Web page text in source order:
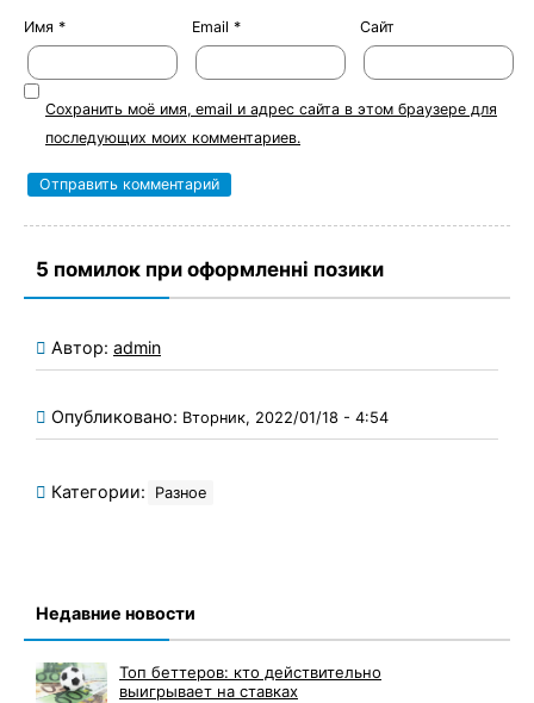
Имя * Email * Сайт
Сохранить моё имя, email и адрес сайта в этом браузере для
последующих моих комментариев.
5 помилок при оформленні позики
Автор: admin
Опубликовано: Вторник, 2022/01/18 - 4:54
Категории: Разное
Недавние новости
Топ беттеров: кто действительно
выигрывает на ставках